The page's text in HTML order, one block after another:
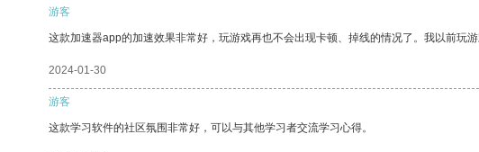
游客
这款加速器app的加速效果非常好，玩游戏再也不会出现卡顿、掉线的情况了。我以前玩
2024-01-30
游客
这款学习软件的社区氛围非常好，可以与其他学习者交流学习心得。